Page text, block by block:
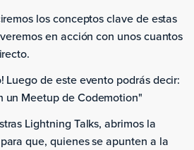
los conceptos clave de estas
en acción con unos cuantos
Luego de este evento podrás decir:
un Meetup de Codemotion"
Lightning Talks, abrimos la
que, quienes se apunten a la